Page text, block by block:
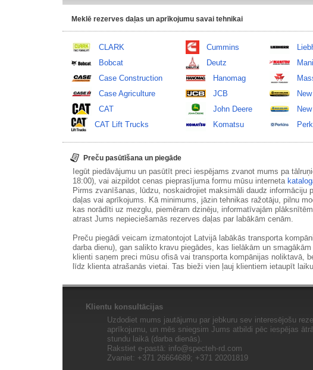
Meklē rezerves daļas un aprīkojumu savai tehnikai
CLARK
Bobcat
Case Construction
Case Agriculture
CAT
CAT Lift Trucks
Cummins
Deutz
Hanomag
JCB
John Deere
Komatsu
Preču pasūtīšana un piegāde
Iegūt piedāvājumu un pasūtīt preci iespējams zvanot mums pa
18:00), vai aizpildot cenas pieprasījuma formu mūsu interneta
Pirms zvanīšanas, lūdzu, noskaidrojiet maksimāli daudz informāciju
daļas vai aprīkojums. Kā minimums, jāzin tehnikas ražotāju, pilnu
kas norādīti uz mezglu, piemēram dzinēju, informatīvajām
atrast Jums nepieciešamās rezerves daļas par labākām cenām.
Preču piegādi veicam izmatontojot Latvijā labākās transporta
darba dienu), gan salikto kravu piegādes, kas lielākām un
klienti saņem preci mūsu ofisā vai transporta kompānijas noliktavā,
līdz klienta atrašanās vietai. Tas bieži vien ļauj klientiem ietaupīt
Klientu konsultācijas
Uzdodiet mums jautājumu par jebkuru sev interesējošu
aprīkojumu, un mēs sniegsim Jums atbildi pēc iespējas
stundu laikā (darba dienās).
Rakstiet e-pastā: info@specteh-rd.com
Zvaniet: +371 26664689; +371 20201819